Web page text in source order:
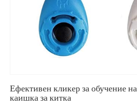
Ефективен кликер за обучение
каишка за китка